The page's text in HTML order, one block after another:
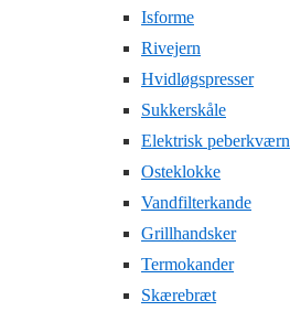
Isforme
Rivejern
Hvidløgspresser
Sukkerskåle
Elektrisk peberkværn
Osteklokke
Vandfilterkande
Grillhandsker
Termokander
Skærebræt